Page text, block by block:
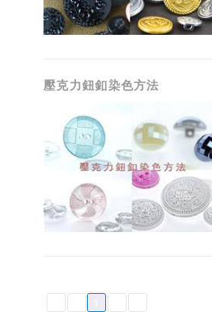
壓克力鈕釦染色方法